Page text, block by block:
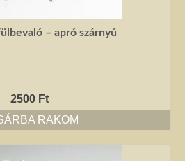
– apró szárnyú
2500 Ft
RAKOM